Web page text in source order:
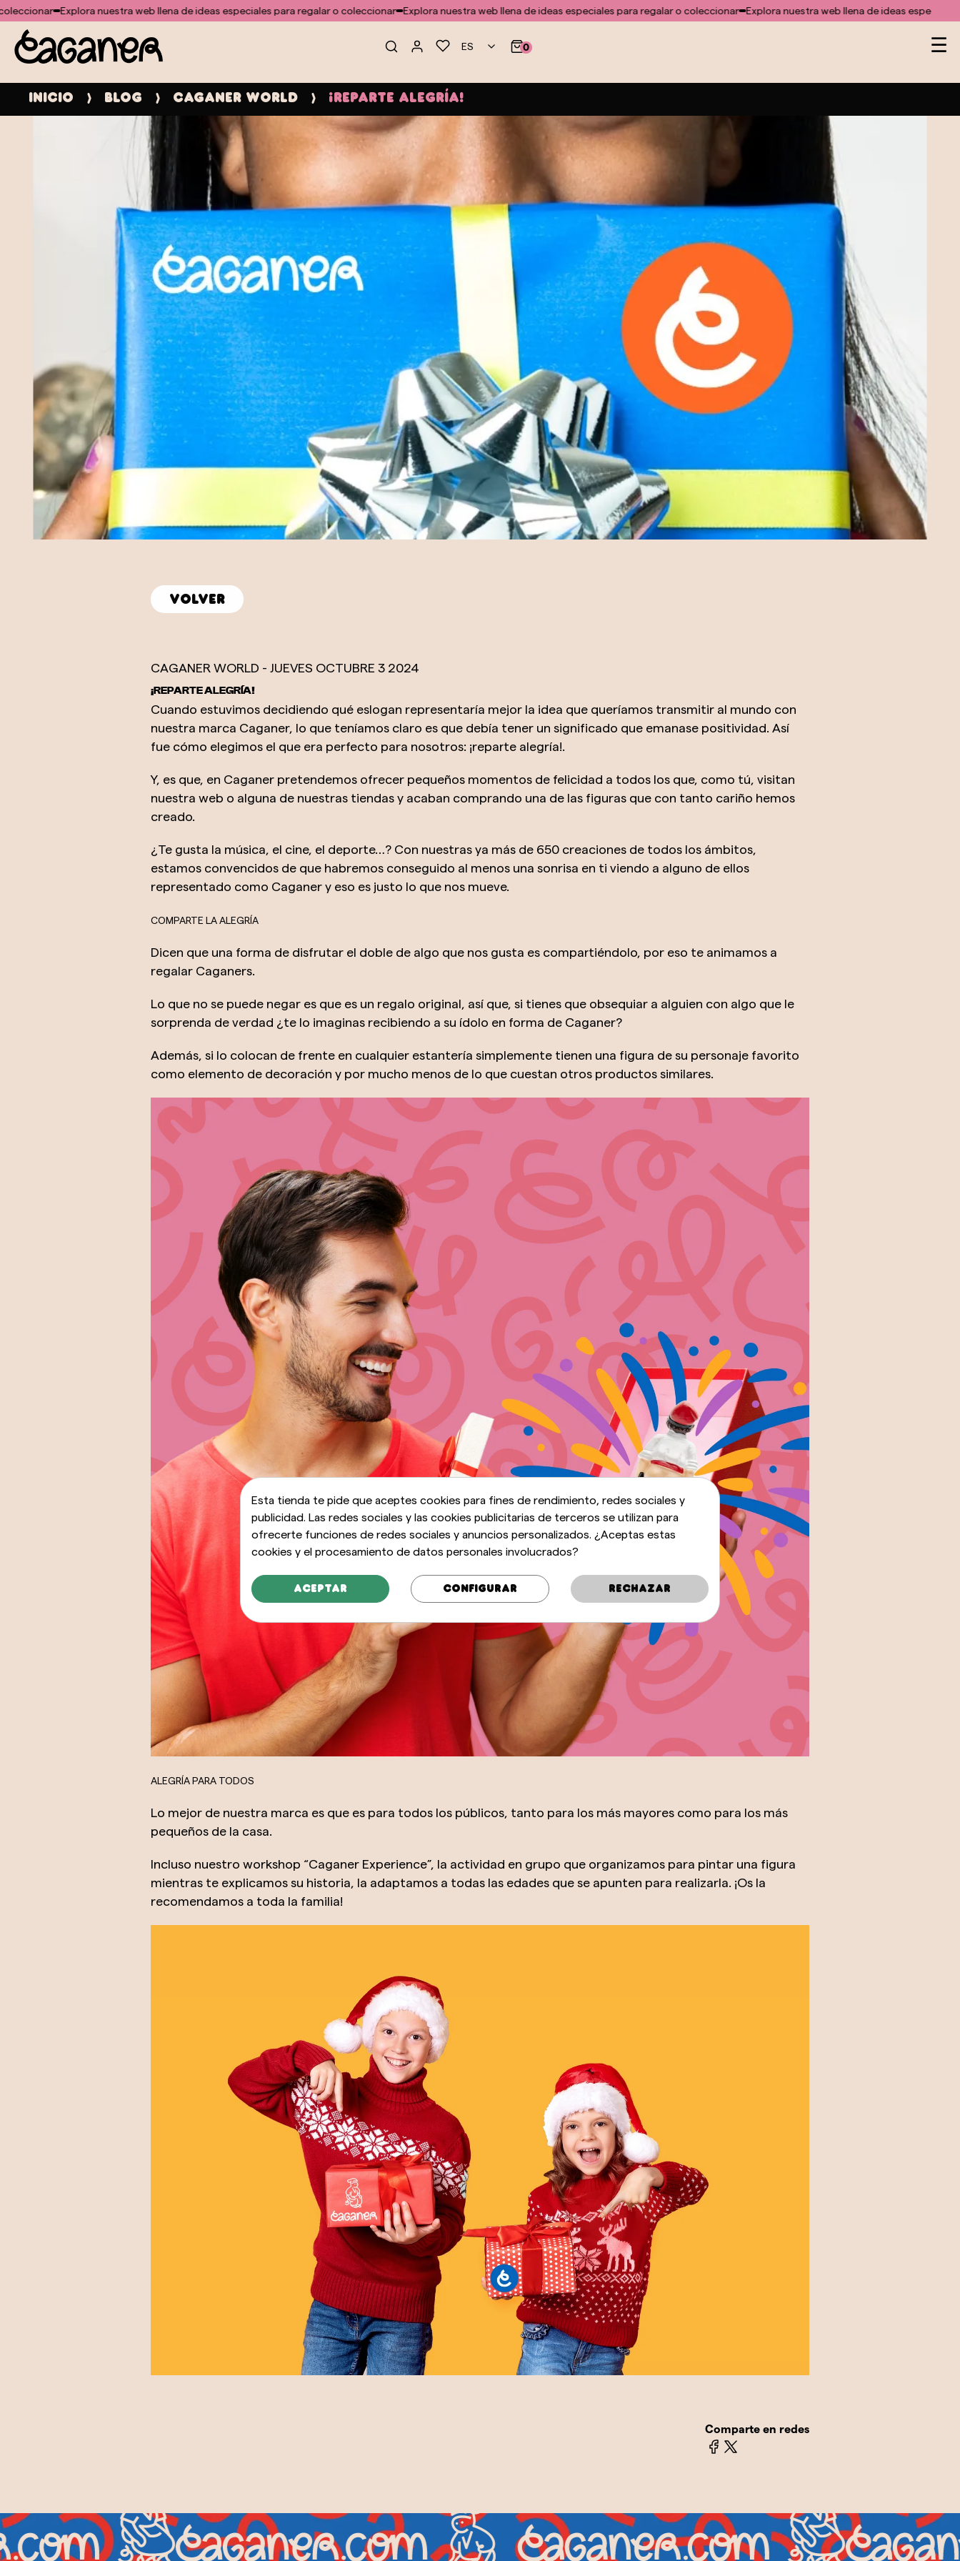
No se ha encontrado ninguna plantilla para el módulo doofinder
nuestra web llena de ideas especiales para regalar o coleccionar Explora nuestra web llena de ideas especiales para regalar o coleccionar Explora nuestra web llena de ideas especiales para regalar o
☰
ES 0
Inicio Blog Caganer world ¡REPARTE ALEGRÍA!
volver
CAGANER WORLD - JUEVES OCTUBRE 3 2024
¡REPARTE ALEGRÍA!
Cuando estuvimos decidiendo qué eslogan representaría mejor la idea que queríamos transmitir al mundo con
nuestra marca Caganer, lo que teníamos claro es que debía tener un significado que emanase positividad. Así
fue cómo elegimos el que era perfecto para nosotros: ¡reparte alegría!.
Y, es que, en Caganer pretendemos ofrecer pequeños momentos de felicidad a todos los que, como tú, visitan
nuestra web o alguna de nuestras tiendas y acaban comprando una de las figuras que con tanto cariño hemos
creado.
¿Te gusta la música, el cine, el deporte…? Con nuestras ya más de 650 creaciones de todos los ámbitos,
estamos convencidos de que habremos conseguido al menos una sonrisa en ti viendo a alguno de ellos
representado como Caganer y eso es justo lo que nos mueve.
COMPARTE LA ALEGRÍA
Dicen que una forma de disfrutar el doble de algo que nos gusta es compartiéndolo, por eso te animamos a
regalar Caganers.
Lo que no se puede negar es que es un regalo original, así que, si tienes que obsequiar a alguien con algo que le
sorprenda de verdad ¿te lo imaginas recibiendo a su ídolo en forma de Caganer?
Además, si lo colocan de frente en cualquier estantería simplemente tienen una figura de su personaje favorito
como elemento de decoración y por mucho menos de lo que cuestan otros productos similares.
ALEGRÍA PARA TODOS
Lo mejor de nuestra marca es que es para todos los públicos, tanto para los más mayores como para los más
pequeños de la casa.
Incluso nuestro workshop “Caganer Experience”, la actividad en grupo que organizamos para pintar una figura
mientras te explicamos su historia, la adaptamos a todas las edades que se apunten para realizarla. ¡Os la
recomendamos a toda la familia!
Comparte en redes
Esta tienda te pide que aceptes cookies para fines de rendimiento, redes sociales y
publicidad. Las redes sociales y las cookies publicitarias de terceros se utilizan para
ofrecerte funciones de redes sociales y anuncios personalizados. ¿Aceptas estas
cookies y el procesamiento de datos personales involucrados?
Aceptar Configurar Rechazar